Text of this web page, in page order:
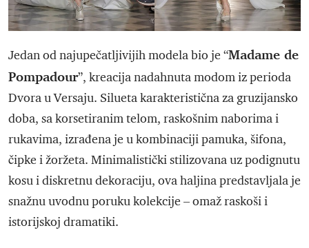
Jedan od najupečatljivijih modela bio je “Madame de
Pompadour”, kreacija nadahnuta modom iz perioda
Dvora u Versaju. Silueta karakteristična za gruzijansko
doba, sa korsetiranim telom, raskošnim naborima i
rukavima, izrađena je u kombinaciji pamuka, šifona,
čipke i žoržeta. Minimalistički stilizovana uz podignutu
kosu i diskretnu dekoraciju, ova haljina predstavljala je
snažnu uvodnu poruku kolekcije – omaž raskoši i
istorijskoj dramatiki.